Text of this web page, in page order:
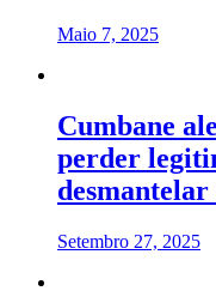
Maio 7, 2025
Cumbane
perder
Setembro 27, 2025